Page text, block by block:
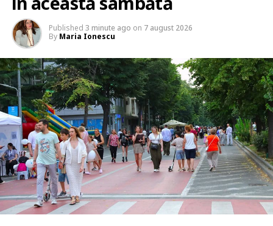
Published 3 minute ago on 7 august 2026
By Maria Ionescu